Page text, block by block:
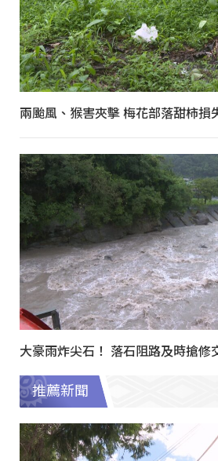
兩颱風、猴害夾擊 梅花部落甜柿損
大豪雨炸尖石！ 落石阻路及時搶修
推薦新聞